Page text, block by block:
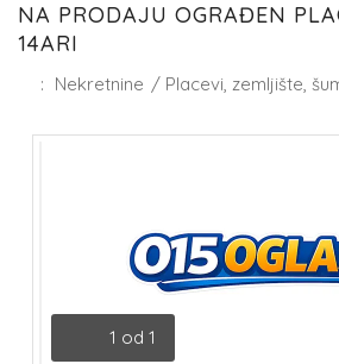
NA PRODAJU OGRAĐEN
14ARI
: Nekretnine / Placevi, zemljište,
1 od 1